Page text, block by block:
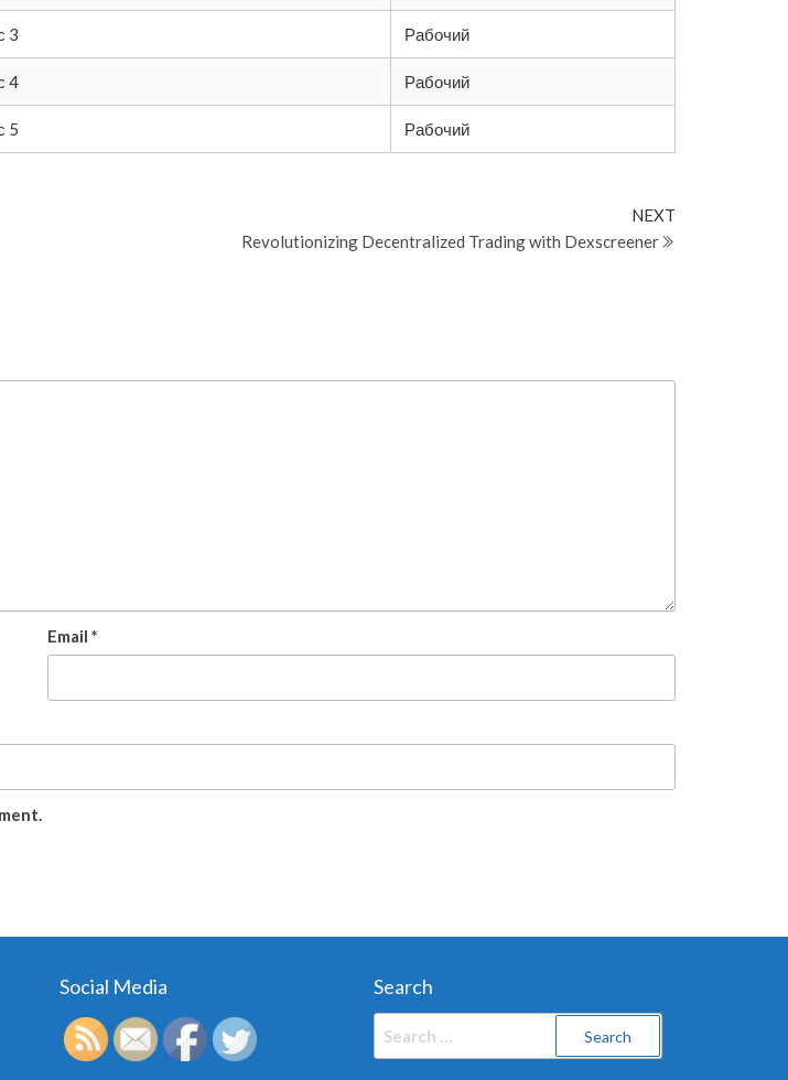
3 Рабочий
4 Рабочий
5 Рабочий
NEXT
Revolutionizing Decentralized Trading with Dexscreener
Email *
Social Media Search